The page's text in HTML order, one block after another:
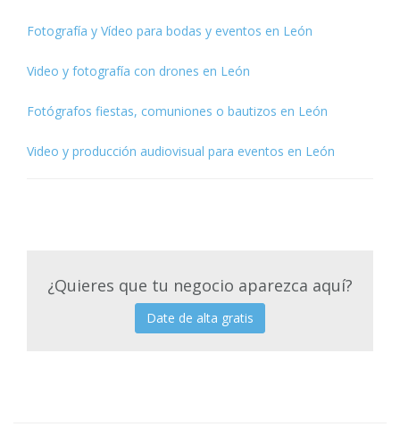
Fotografía y Vídeo para bodas y eventos en León
Video y fotografía con drones en León
Fotógrafos fiestas, comuniones o bautizos en León
Video y producción audiovisual para eventos en León
¿Quieres que tu negocio aparezca aquí?
Date de alta gratis